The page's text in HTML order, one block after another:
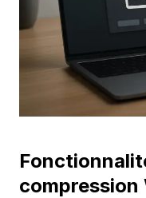
compression